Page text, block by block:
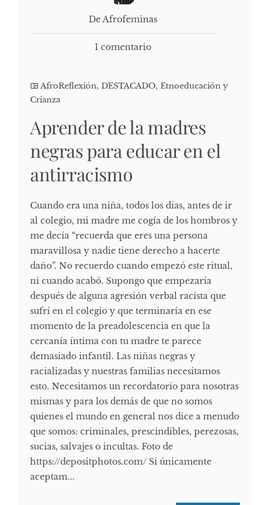
De Afrofeminas
1 comentario
AfroReflexión, DESTACADO, Etnoeducación y
Crianza
Aprender de la madres
negras para educar en el
antirracismo
Cuando era una niña, todos los días, antes de ir
al colegio, mi madre me cogía de los hombros y
me decía “recuerda que eres una persona
maravillosa y nadie tiene derecho a hacerte
daño”. No recuerdo cuando empezó este ritual,
ni cuando acabó. Supongo que empezaría
después de alguna agresión verbal racista que
sufrí en el colegio y que terminaría en ese
momento de la preadolescencia en que la
cercanía íntima con tu madre te parece
demasiado infantil. Las niñas negras y
racializadas y nuestras familias necesitamos
esto. Necesitamos un recordatorio para nosotras
mismas y para los demás de que no somos
quienes el mundo en general nos dice a menudo
que somos: criminales, prescindibles, perezosas,
sucias, salvajes o incultas. Foto de
https://depositphotos.com/ Si únicamente
aceptam...